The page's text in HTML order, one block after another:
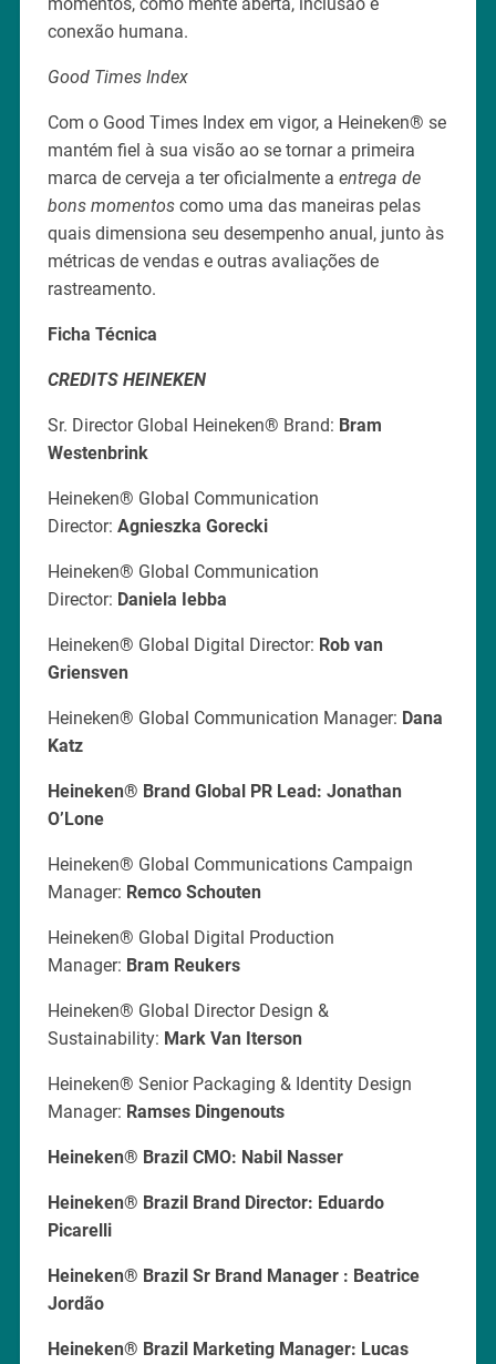
conexão humana.
Good Times Index
Com o Good Times Index em vigor, a Heineken® se
mantém fiel à sua visão ao se tornar a primeira
marca de cerveja a ter oficialmente a entrega de
bons momentos como uma das maneiras pelas
quais dimensiona seu desempenho anual, junto às
métricas de vendas e outras avaliações de
rastreamento.
Ficha Técnica
CREDITS HEINEKEN
Sr. Director Global Heineken® Brand: Bram
Westenbrink
Heineken® Global Communication
Director: Agnieszka Gorecki
Heineken® Global Communication
Director: Daniela Iebba
Heineken® Global Digital Director: Rob van
Griensven
Heineken® Global Communication Manager: Dana
Katz
Heineken® Brand Global PR Lead: Jonathan
O’Lone
Heineken® Global Communications Campaign
Manager: Remco Schouten
Heineken® Global Digital Production
Manager: Bram Reukers
Heineken® Global Director Design &
Sustainability: Mark Van Iterson
Heineken® Senior Packaging & Identity Design
Manager: Ramses Dingenouts
Heineken® Brazil CMO: Nabil Nasser
Heineken® Brazil Brand Director: Eduardo
Picarelli
Heineken® Brazil Sr Brand Manager : Beatrice
Jordão
Heineken® Brazil Marketing Manager: Lucas